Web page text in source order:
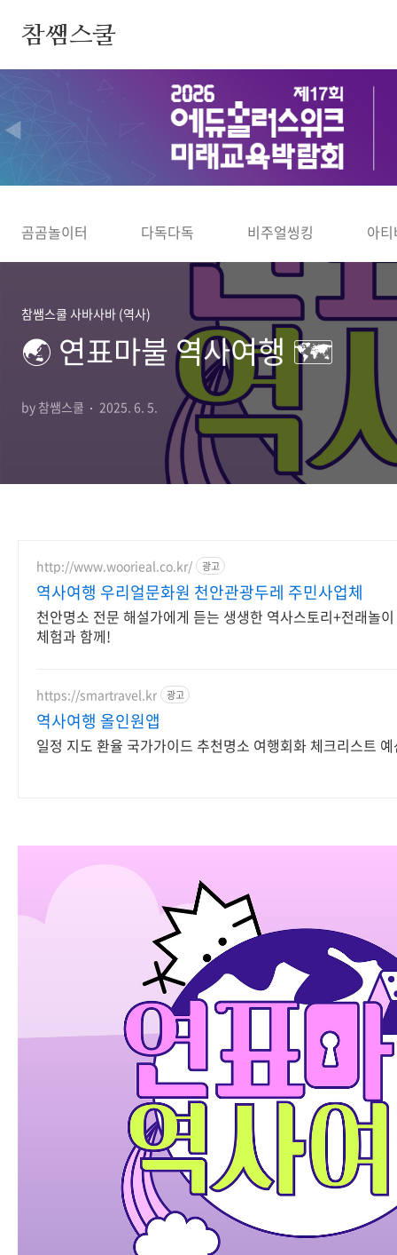
참쌤스쿨
◀
곰곰놀이터 다독다독 비주얼씽킹 아
참쌤스쿨 사바사바 (역사)
🌏 연표마불 역사여행 🗺
by 참쌤스쿨 2025. 6. 5.
http://www.woorieal.co.kr/ 광고
역사여행 우리얼문화원 천안관광두레 주민사업체
천안명소 전문 해설가에게 듣는 생생한 역사스토리+전래놀
체험과 함께!
https://smartravel.kr 광고
역사여행 올인원앱
일정 지도 환율 국가가이드 추천명소 여행회화 체크리스트